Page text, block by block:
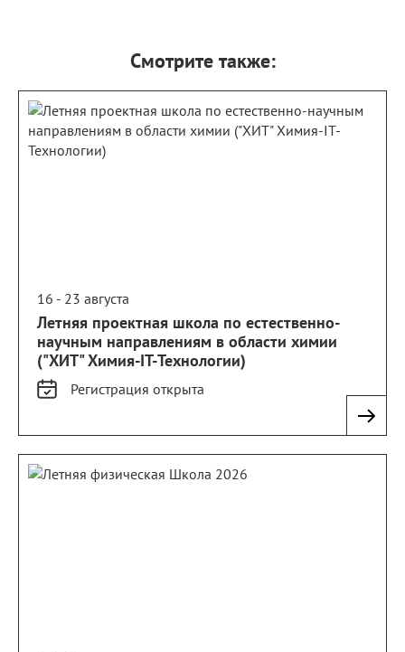
Смотрите также:
16 - 23 августа
Летняя проектная школа по естественно-
научным направлениям в области химии
("ХИТ" Химия-IT-Технологии)
Регистрация открыта